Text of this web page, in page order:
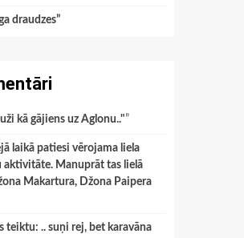
draudzes”
kā gājiens uz Aglonu.."”
laikā patiesi vērojama liela
Manuprāt tas lielā
Makartura, Džona Paipera
teiktu: .. suņi rej, bet karavāna